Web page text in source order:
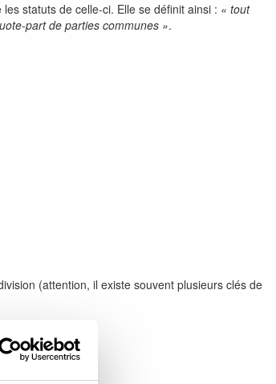
statuts de celle-ci. Elle se définit ainsi : « tout
part de parties communes ».
(attention, il existe souvent plusieurs clés de